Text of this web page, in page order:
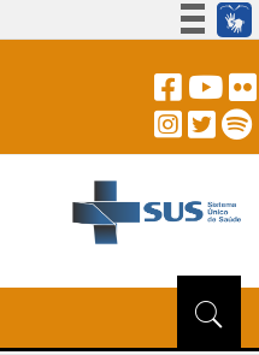
Acesso à informação
Canais